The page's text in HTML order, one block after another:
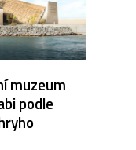
muzeum
podle